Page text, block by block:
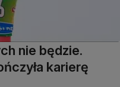
nie będzie.
karierę